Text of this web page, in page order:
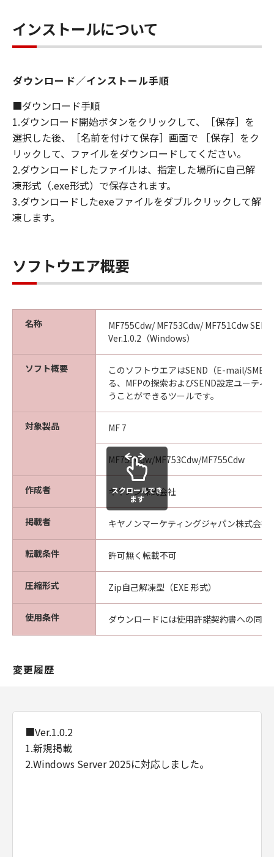
インストールについて
ダウンロード／インストール手順
■ダウンロード手順
1.ダウンロード開始ボタンをクリックして、［保存］を
選択した後、［名前を付けて保存］画面で ［保存］をク
リックして、ファイルをダウンロードしてください。
2.ダウンロードしたファイルは、指定した場所に自己解
凍形式（.exe形式）で保存されます。
3.ダウンロードしたexeファイルをダブルクリックして解
凍します。
ソフトウエア概要
名称
MF755Cdw/ MF753Cdw/ MF751Cdw
Ver.1.0.2（Windows）
ソフト概要
このソフトウエアはSEND（E-mail/SMB
る、MFPの探索およびSEND設定ユーティ
うことができるツールです。
対象製品 MF 7
MF751Cdw/MF753Cdw/MF755Cdw
作成者 キヤノン株式会社
掲載者 キヤノンマーケティングジャパン株式会社
転載条件 許可無く転載不可
圧縮形式 Zip自己解凍型（EXE 形式）
使用条件 ダウンロードには使用許諾契約書への同意
スクロールでき
ます
変更履歴
■Ver.1.0.2
1.新規掲載
2.Windows Server 2025に対応しました。